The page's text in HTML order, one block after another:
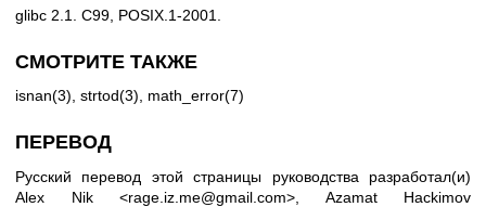
glibc 2.1. C99, POSIX.1-2001.
СМОТРИТЕ ТАКЖЕ
isnan(3), strtod(3), math_error(7)
ПЕРЕВОД
Русский перевод этой страницы руководства разработал(и)
Alex Nik <rage.iz.me@gmail.com>, Azamat Hackimov